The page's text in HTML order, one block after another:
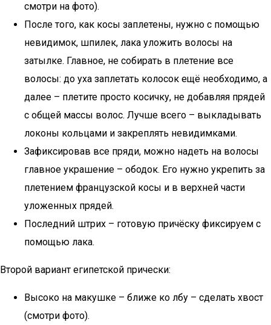
смотри на фото).
После того, как косы заплетены, нужно с помощью
невидимок, шпилек, лака уложить волосы на
затылке. Главное, не собирать в плетение все
волосы: до уха заплетать колосок ещё необходимо, а
далее – плетите просто косичку, не добавляя прядей
с общей массы волос. Лучше всего – выкладывать
локоны кольцами и закреплять невидимками.
Зафиксировав все пряди, можно надеть на волосы
главное украшение – ободок. Его нужно укрепить за
плетением французской косы и в верхней части
уложенных прядей.
Последний штрих – готовую причёску фиксируем с
помощью лака.
Второй вариант египетской прически:
Высоко на макушке – ближе ко лбу – сделать хвост
(смотри фото).